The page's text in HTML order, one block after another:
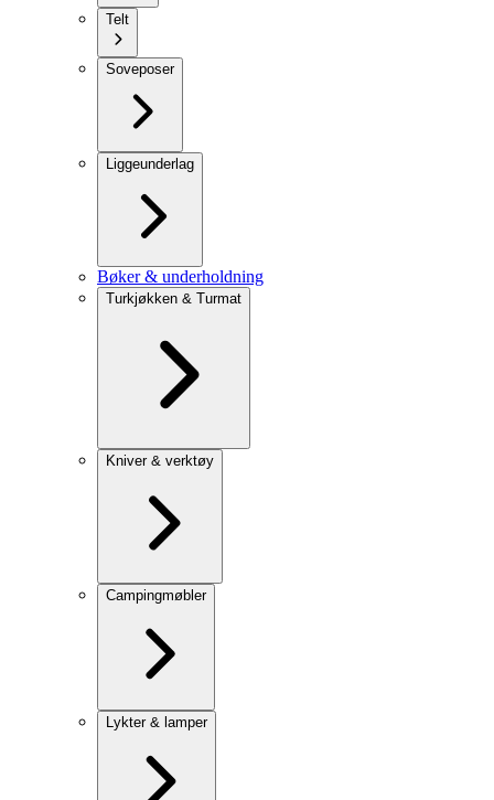
Telt
Soveposer
Liggeunderlag
Bøker & underholdning
Turkjøkken & Turmat
Kniver & verktøy
Campingmøbler
Lykter & lamper